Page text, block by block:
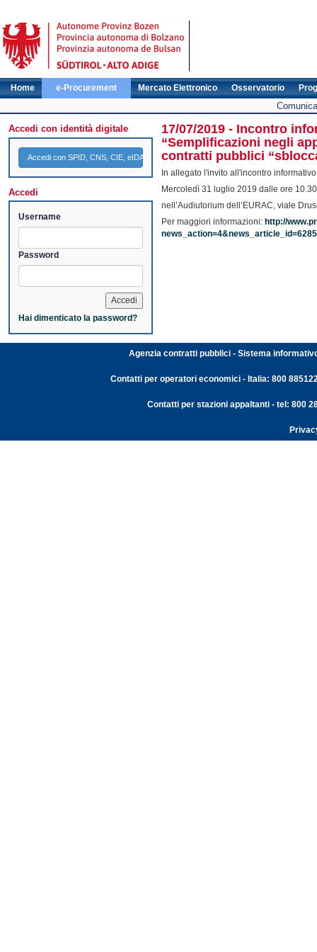
Home e-Procurement Mercato Elettronico Osservatorio
Accedi con identità digitale
Accedi con SPID, CNS, CIE, eIDAS
Accedi
Username
Password
Hai dimenticato la password?
17/07/2019 - Incontro
“Semplificazioni negli
contratti pubblici
In allegato l'invito all'incontro
Mercoledì 31 luglio 2019 dalle ore
nell’Audiutorium dell’EURAC, viale
Per maggiori informazioni: http://
Agenzia contratti pubblici - Sistema
Contatti per operatori economici - Italia: 800
Contatti per stazioni appaltanti - tel: 800